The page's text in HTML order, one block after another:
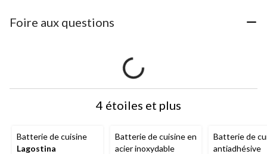
Foire aux questions
4 étoiles et plus
Batterie de cuisine
Lagostina
Batterie de cuisine en
acier inoxydable
Batterie de
antiadhésive